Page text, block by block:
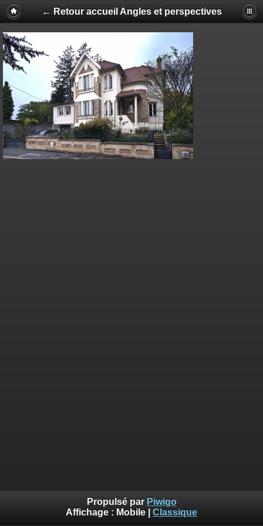
← Retour accueil Angles et perspectives
Propulsé par Piwigo
Affichage : Mobile Classique